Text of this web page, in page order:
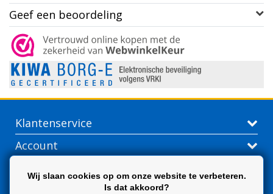
Geef een beoordeling
Klantenservice
Account
Wij slaan cookies op om onze website te verbeteren.
Is dat akkoord?